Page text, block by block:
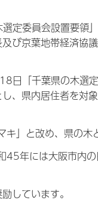
定委員会設置要領
び京葉地帯経済協
日「千葉県の木選
、県内居住者を対
」と改め、県の木
年には大阪市内
しています。